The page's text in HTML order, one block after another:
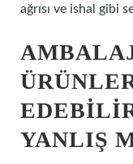
ağrısı ve ishal gibi
YANLIŞ